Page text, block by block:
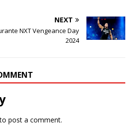
NEXT
NXT Vengeance Day
2024
post a comment.